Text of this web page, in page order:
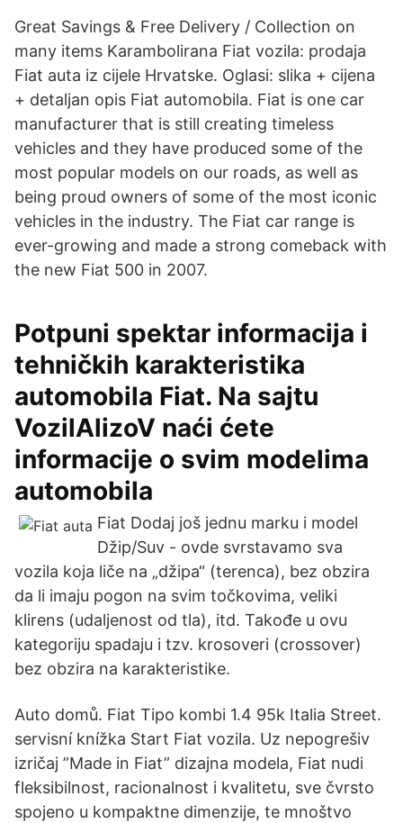
Great Savings & Free Delivery / Collection on
many items Karambolirana Fiat vozila: prodaja
Fiat auta iz cijele Hrvatske. Oglasi: slika + cijena
+ detaljan opis Fiat automobila. Fiat is one car
manufacturer that is still creating timeless
vehicles and they have produced some of the
most popular models on our roads, as well as
being proud owners of some of the most iconic
vehicles in the industry. The Fiat car range is
ever-growing and made a strong comeback with
the new Fiat 500 in 2007.
Potpuni spektar informacija i
tehničkih karakteristika
automobila Fiat. Na sajtu
VozilAlizoV naći ćete
informacije o svim modelima
automobila
Fiat Dodaj još jednu marku i model
Džip/Suv - ovde svrstavamo sva
vozila koja liče na „džipa“ (terenca), bez obzira
da li imaju pogon na svim točkovima, veliki
klirens (udaljenost od tla), itd. Takođe u ovu
kategoriju spadaju i tzv. krosoveri (crossover)
bez obzira na karakteristike.
Auto domů. Fiat Tipo kombi 1.4 95k Italia Street.
servisní knížka Start Fiat vozila. Uz nepogrešiv
izričaj ”Made in Fiat” dizajna modela, Fiat nudi
fleksibilnost, racionalnost i kvalitetu, sve čvrsto
spojeno u kompaktne dimenzije, te mnoštvo